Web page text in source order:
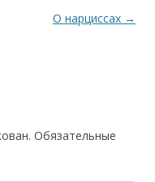
О нарциссах →
Обязательные